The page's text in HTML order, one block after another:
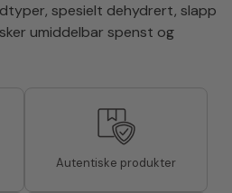
spesielt dehydrert, slapp
umiddelbar spenst og
Autentiske produkter